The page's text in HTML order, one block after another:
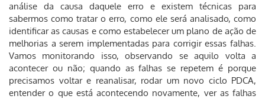
análise da causa daquele erro e existem técnicas para
sabermos como tratar o erro, como ele será analisado, como
identificar as causas e como estabelecer um plano de ação de
melhorias a serem implementadas para corrigir essas falhas.
Vamos monitorando isso, observando se aquilo volta a
acontecer ou não; quando as falhas se repetem é porque
precisamos voltar e reanalisar, rodar um novo ciclo PDCA,
entender o que está acontecendo novamente, ver as falhas